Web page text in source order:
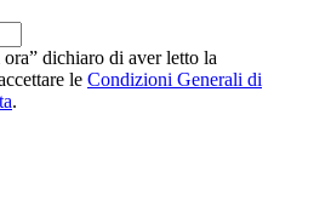
dichiaro di aver letto la
le Condizioni Generali di
.